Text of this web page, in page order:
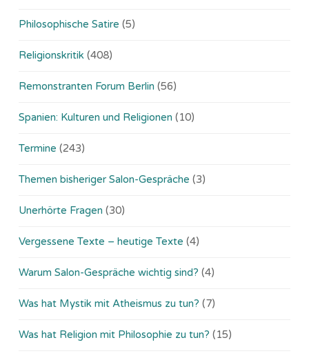
Philosophische Satire (5)
Religionskritik (408)
Remonstranten Forum Berlin (56)
Spanien: Kulturen und Religionen (10)
Termine (243)
Themen bisheriger Salon-Gespräche (3)
Unerhörte Fragen (30)
Vergessene Texte – heutige Texte (4)
Warum Salon-Gespräche wichtig sind? (4)
Was hat Mystik mit Atheismus zu tun? (7)
Was hat Religion mit Philosophie zu tun? (15)